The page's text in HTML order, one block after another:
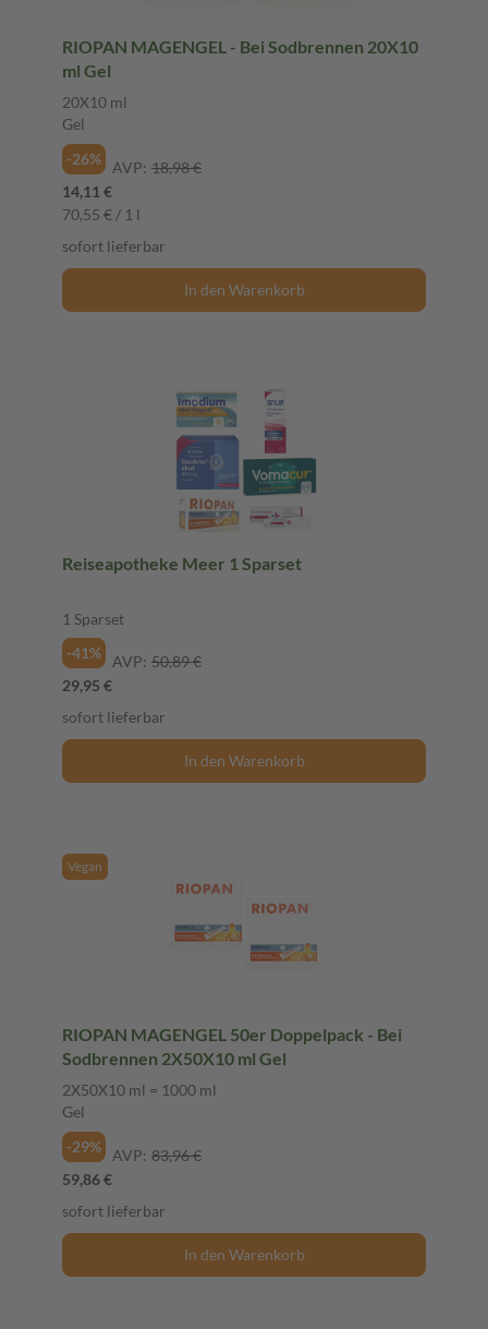
RIOPAN MAGENGEL - Bei Sodbrennen 20X10
ml Gel
20X10 ml
Gel
-26%
AVP: 18,98 €
14,11 €
70,55 € / 1 l
sofort lieferbar
In den Warenkorb
Reiseapotheke Meer 1 Sparset
1 Sparset
-41%
AVP: 50,89 €
29,95 €
sofort lieferbar
In den Warenkorb
Vegan
RIOPAN MAGENGEL 50er Doppelpack - Bei
Sodbrennen 2X50X10 ml Gel
2X50X10 ml = 1000 ml
Gel
-29%
AVP: 83,96 €
59,86 €
sofort lieferbar
In den Warenkorb